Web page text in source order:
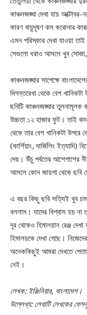
কাঞ্চনজঙ্ঘা দেখা যায়
কারণ বায়ুদূষণ কম করোনার
এমন পরিস্কার দেখা যাওয়া
সেগুলো ধরাও আসলে খুব
কাঞ্চনজঙ্ঘার সাপেক্ষে
দিগন্তরেখা থেকে বেশ
ছবিটি কাঞ্চনজঙ্ঘার তুলনামূলক
উচ্চতা ১২ হাজার ফুট। তাই
থেকে তার বেশ খানিকটা উপরে
(কার্শিয়াং, দার্জিলিং ইত্যাদি)
দেয়। উঁচু পর্বতের আশেপাশের
আসলে কোন জায়গা থেকে ছবি
এ বছর কিছু ছবি সত্যিই খুব
বললাম। যাদের বিশ্বাস হয় না
দূর থেকেও হিমালয়ান রেঞ্জ
হিমালয়কে দেখা গেছে।
অনেককিছুই আমরা দেখতে
নেই।
লেখক: ইঞ্জিনিয়ার, বাংলাদেশ।
উল্লেখ্য: লেখাটি লেখকের